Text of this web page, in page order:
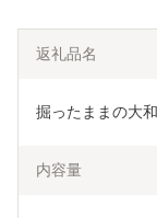
返礼品名
掘ったままの大
内容量